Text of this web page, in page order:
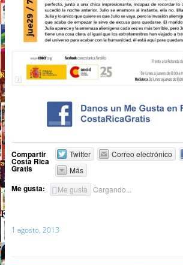
Compartir
Costa Rica
Gratis
Twitter Correo electrónico
Más
Me gusta: Me gusta Cargando...
1 agosto, 2013